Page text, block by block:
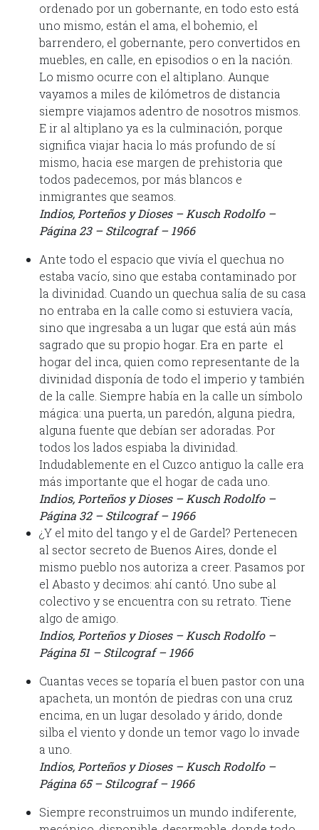
ordenado por un gobernante, en todo esto está
uno mismo, están el ama, el bohemio, el
barrendero, el gobernante, pero conver­tidos en
muebles, en calle, en episodios o en la nación.
Lo mismo ocurre con el altiplano. Aunque
vayamos a miles de kilómetros de distancia
siempre viajamos adentro de nosotros mismos.
E ir al altiplano ya es la culminación, porque
significa viajar hacia lo más profundo de sí
mismo, hacia ese margen de prehistoria que
todos padecemos, por más blancos e
inmigrantes que seamos.
Indios, Porteños y Dioses – Kusch Rodolfo –
Página 23 – Stilcograf – 1966
Ante todo el espacio que vivía el quechua no
estaba vacío, sino que estaba contaminado por
la divinidad. Cuando un quechua salía de su casa
no entraba en la calle como si estuviera vacía,
sino que ingresaba a un lugar que está aún más
sagrado que su propio hogar. Era en parte el
hogar del inca, quien como representante de la
divinidad disponía de todo el imperio y también
de la calle. Siempre había en la calle un símbolo
mágica: una puerta, un paredón, alguna piedra,
alguna fuente que debían ser adoradas. Por
todos los lados espiaba la divinidad.
Indudablemente en el Cuzco antiguo la calle era
más importante que el hogar de cada uno.
Indios, Porteños y Dioses – Kusch Rodolfo –
Página 32 – Stilcograf – 1966
¿Y el mito del tango y el de Gardel? Pertenecen
al sector secreto de Buenos Aires, donde el
mismo pueblo nos autoriza a creer. Pasamos por
el Abasto y decimos: ahí cantó. Uno sube al
colectivo y se encuentra con su retrato. Tiene
algo de amigo.
Indios, Porteños y Dioses – Kusch Rodolfo –
Página 51 – Stilcograf – 1966
Cuantas veces se toparía el buen pastor con una
apacheta, un montón de piedras con una cruz
encima, en un lugar desolado y árido, donde
silba el viento y donde un temor vago lo invade
a uno.
Indios, Porteños y Dioses – Kusch Rodolfo –
Página 65 – Stilcograf – 1966
Siempre reconstruimos un mundo indiferente,